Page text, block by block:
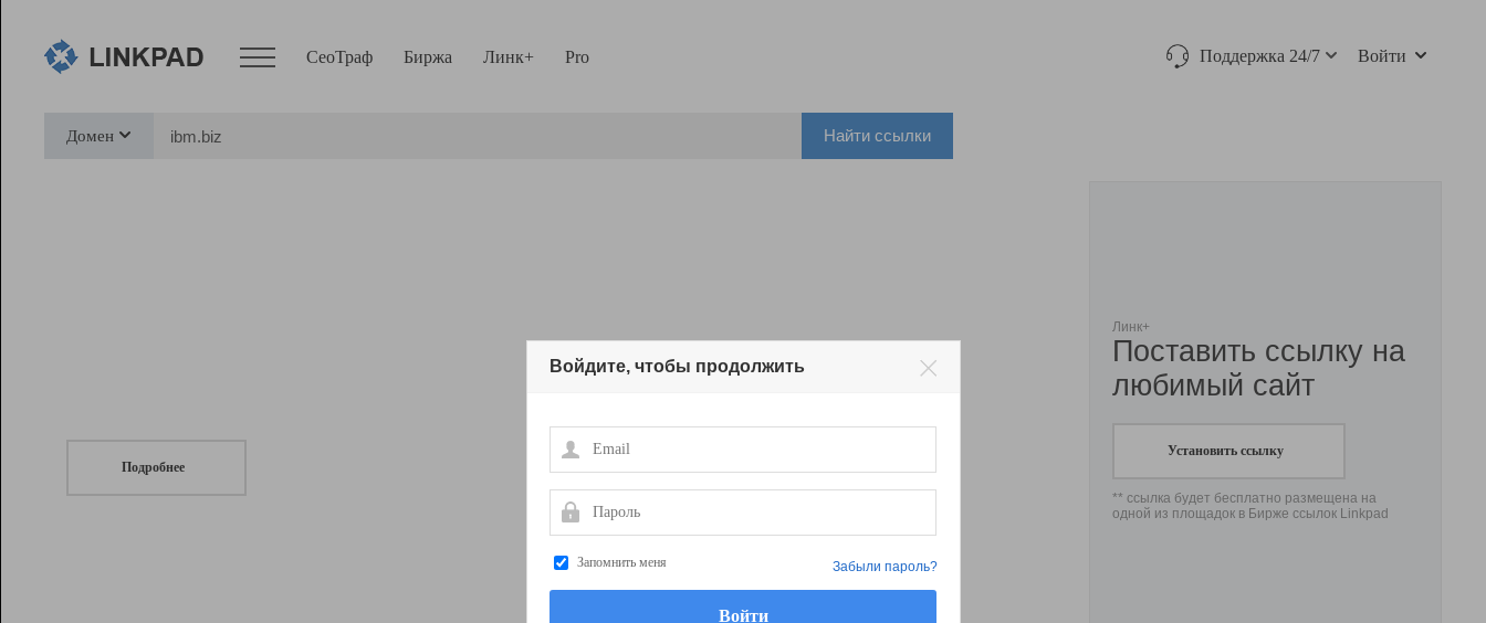
СеоТраф Биржа Линк+ Pro Поддержка 24/7 Войти
Домен Найти ссылки
Подробнее
Линк+
Поставить ссылку на
любимый сайт
Установить ссылку
** ссылка будет бесплатно размещена на
одной из площадок в Бирже ссылок Linkpad
Войдите, чтобы продолжить
Email
Пароль
Запомнить меня Забыли пароль?